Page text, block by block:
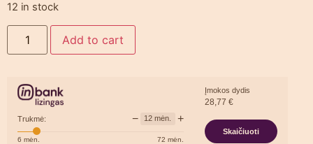
12 in stock
Add to cart
Trukmė: − 12 mėn. +
6 mėn. 72 mėn.
Įmokos dydis
28,77 €
Skaičiuoti